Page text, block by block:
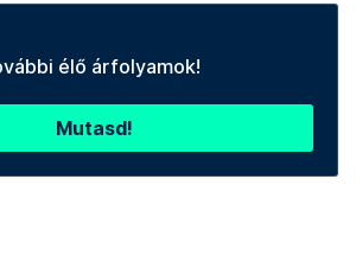
élő árfolyamok!
Mutasd!